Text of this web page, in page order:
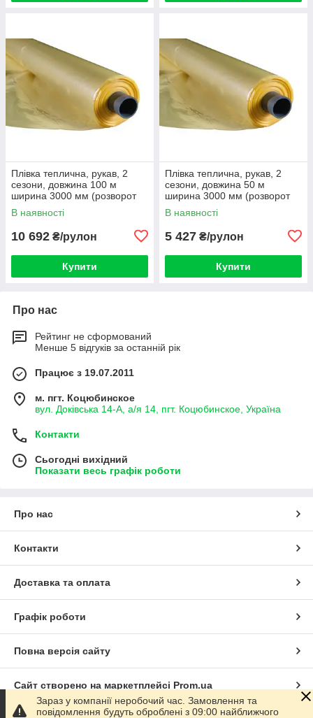
Плівка теплична, рукав, 2
сезони, довжина 100 м
ширина 3000 мм (розворот
6000) товщина 120 мкм
В наявності
10 692 ₴/рулон
Купити
Плівка теплична, рукав, 2
сезони, довжина 50 м
ширина 3000 мм (розворот
6000) товщина 120 мкм
В наявності
5 427 ₴/рулон
Купити
Про нас
Рейтинг не сформований
Менше 5 відгуків за останній рік
Працює з 19.07.2011
м. пгт. Коцюбинское
вул. Доківська 14-А, а/я 14, пгт. Коцюбинское, Україна
Контакти
Сьогодні вихідний
Показати весь графік роботи
Про нас
Контакти
Доставка та оплата
Графік роботи
Повна версія сайту
Сайт створено на маркетплейсі Prom.ua
Зараз у компанії неробочий час. Замовлення та
повідомлення будуть оброблені з 09:00 найближчого